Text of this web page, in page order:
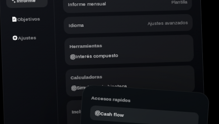
Objetivos
Ajustes
Informe mensual Plantilla
Idioma Ajustes avanzados
Herramientas
Interés compuesto
Calculadoras
Simulador de hipoteca
Incluir en el informe
Accesos rapidos
Cash flow